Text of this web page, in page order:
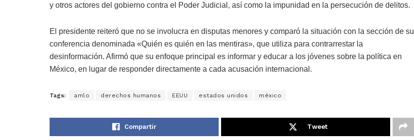
y otros actores del gobierno contra el Poder Judicial, así como la impunidad en la persecución de delitos.
El presidente reiteró que no se involucra en disputas menores y comparó la situación con la sección de su
conferencia denominada «Quién es quién en las mentiras», que utiliza para contrarrestar la
desinformación. Afirmó que su enfoque principal es informar y educar a los jóvenes sobre la política en
México, en lugar de responder directamente a cada acusación internacional.
Tags: amlo derechos humanos EEUU estados unidos méxico
Compartir Tweet